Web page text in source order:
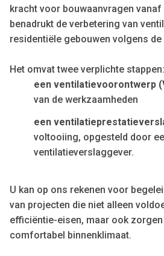
kracht voor bouwaanvragen vanaf
benadrukt de verbetering van
residentiële gebouwen volgens de
Het omvat twee verplichte stappen:
een ventilatievoorontwerp
van de werkzaamheden
een
voltooiing, opgesteld door
ventilatieverslaggever.
U kan op ons rekenen voor
van projecten die niet alleen
efficiëntie-eisen, maar ook
comfortabel binnenklimaat.